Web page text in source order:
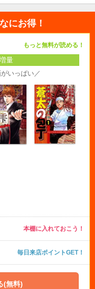
にお得！
もっと無料が読める！
量
いっぱい／
本棚に入れておこう！
毎日来店ポイントGET！
(無料)